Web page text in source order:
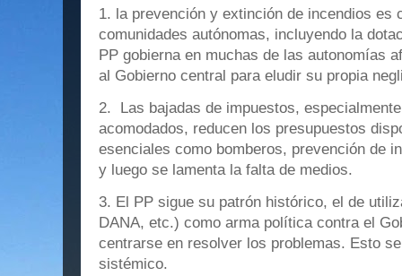
1. la prevención y extinción de incendios es
comunidades autónomas, incluyendo la
PP gobierna en muchas de las autonomías
al Gobierno central para eludir su propia
2. Las bajadas de impuestos,
acomodados, reducen los presupuestos
esenciales como bomberos, prevención de
y luego se lamenta la falta de medios.
3. El PP sigue su patrón histórico, el de
DANA, etc.) como arma política contra el
centrarse en resolver los problemas. Esto
sistémico.